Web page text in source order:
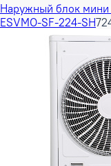
Наружный блок
ESVMO-SF-224-SH